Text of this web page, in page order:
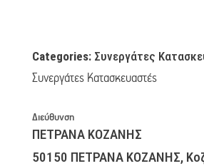
Categories: Συνεργάτες
Συνεργάτες Κατασκευαστές
Διεύθυνση
ΠΕΤΡΑΝΑ ΚΟΖΑΝΗΣ
50150 ΠΕΤΡΑΝΑ ΚΟΖΑΝΗΣ,